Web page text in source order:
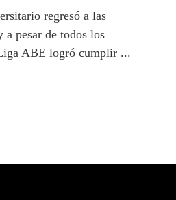
regresó a las
a pesar de todos los
ABE logró cumplir ...